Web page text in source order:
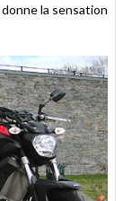
la sensation